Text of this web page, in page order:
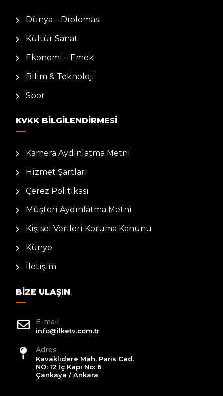
Dünya – Diplomasi
Kültür Sanat
Ekonomi – Emek
Bilim & Teknoloji
Spor
KVKK BILGILENDIRMESI
Kamera Aydınlatma Metni
Hizmet Şartları
Çerez Politikası
Müşteri Aydınlatma Metni
Kişisel Verileri Koruma Kanunu
Künye
İletişim
BIZE ULAŞIN
E-mail
info@ilketv.com.tr
Adres
Kavaklıdere Mah. Paris Cad.
NO: 12 İç Kapı No: 6
Çankaya / Ankara